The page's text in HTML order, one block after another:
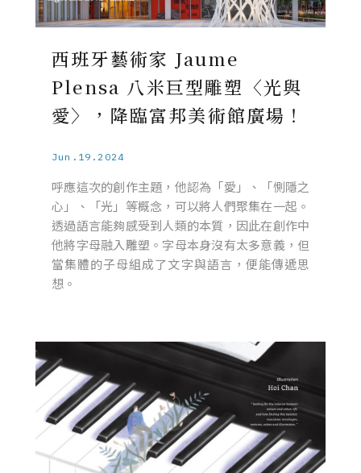
西班牙藝術家 Jaume
Plensa 八米巨型雕塑〈光與
愛〉，降臨富邦美術館廣場！
Jun.19.2024
呼應這次的創作主題，他認為「愛」、「惻隱之
心」、「光」等概念，可以將人們聚集在一起。
透過語言能夠感受到人類的本質，因此在創作中
他將字母融入雕塑。字母本身沒有太多意義，但
當集體的子母組成了文字與語言，便能傳遞思
想。